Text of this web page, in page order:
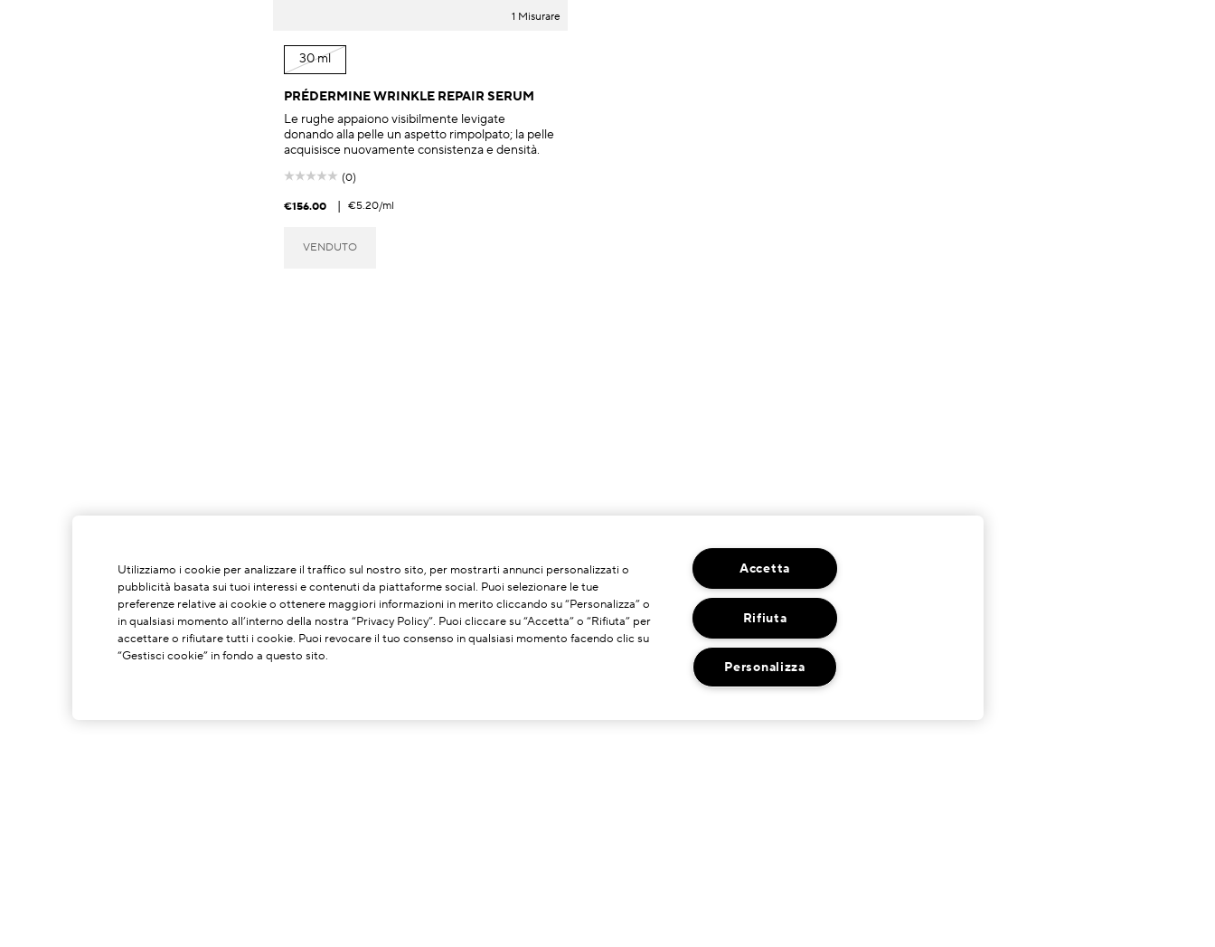
1 Misurare
30 ml
PRÉDERMINE WRINKLE REPAIR SERUM
Le rughe appaiono visibilmente levigate
donando alla pelle un aspetto rimpolpato; la pelle
acquisisce nuovamente consistenza e densità.
(0)
€156.00 | €5.20/ml
VENDUTO
Utilizziamo i cookie per analizzare il traffico sul nostro sito, per mostrarti annunci personalizzati o
pubblicità basata sui tuoi interessi e contenuti da piattaforme social. Puoi selezionare le tue
preferenze relative ai cookie o ottenere maggiori informazioni in merito cliccando su “Personalizza” o
in qualsiasi momento all’interno della nostra “Privacy Policy”. Puoi cliccare su “Accetta” o “Rifiuta” per
accettare o rifiutare tutti i cookie. Puoi revocare il tuo consenso in qualsiasi momento facendo clic su
“Gestisci cookie” in fondo a questo sito.
Accetta
Rifiuta
Personalizza